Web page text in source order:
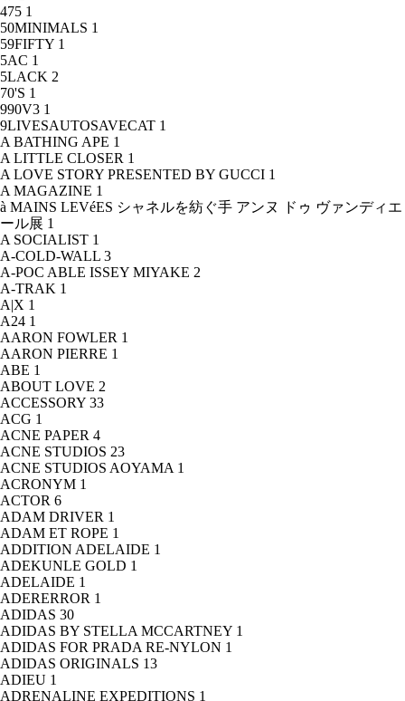
475 1
50MINIMALS 1
59FIFTY 1
5AC 1
5LACK 2
70'S 1
990V3 1
9LIVESAUTOSAVECAT 1
A BATHING APE 1
A LITTLE CLOSER 1
A LOVE STORY PRESENTED BY GUCCI 1
A MAGAZINE 1
à MAINS LEVéES シャネルを紡ぐ手 アンヌ ドゥ ヴァンディエ
ール展 1
A SOCIALIST 1
A-COLD-WALL 3
A-POC ABLE ISSEY MIYAKE 2
A-TRAK 1
A|X 1
A24 1
AARON FOWLER 1
AARON PIERRE 1
ABE 1
ABOUT LOVE 2
ACCESSORY 33
ACG 1
ACNE PAPER 4
ACNE STUDIOS 23
ACNE STUDIOS AOYAMA 1
ACRONYM 1
ACTOR 6
ADAM DRIVER 1
ADAM ET ROPE 1
ADDITION ADELAIDE 1
ADEKUNLE GOLD 1
ADELAIDE 1
ADERERROR 1
ADIDAS 30
ADIDAS BY STELLA MCCARTNEY 1
ADIDAS FOR PRADA RE-NYLON 1
ADIDAS ORIGINALS 13
ADIEU 1
ADRENALINE EXPEDITIONS 1